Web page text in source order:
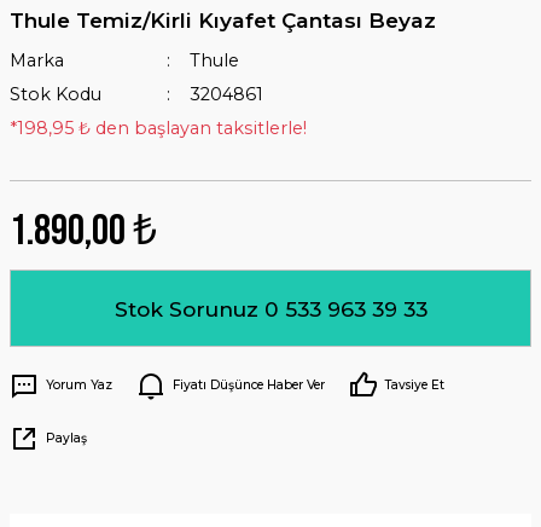
Thule Temiz/Kirli Kıyafet Çantası Beyaz
Marka
Thule
Stok Kodu
3204861
*198,95 ₺ den başlayan taksitlerle!
1.890,00 ₺
Stok Sorunuz 0 533 963 39 33
Yorum Yaz Fiyatı Düşünce Haber Ver Tavsiye Et
Paylaş